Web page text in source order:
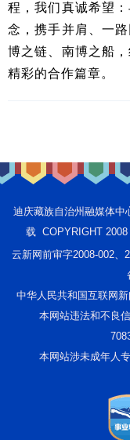
程，我们真诚希望
念，携手并肩、一
博之链、南博之船
精彩的合作篇章。
迪庆藏族自治州融媒体
载 COPYRIGHT 2008
云新网前审字2008-002、
中华人民共和国互联网
本网站违法和不良
本网站涉未成年人